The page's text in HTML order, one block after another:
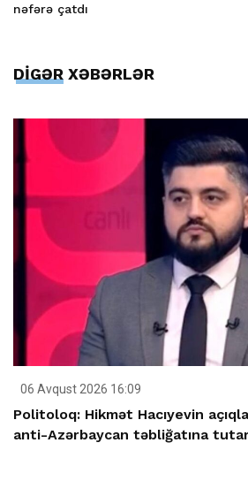
nəfərə çatdı
DİGƏR XƏBƏRLƏR
06 Avqust 2026 16:09
Politoloq: Hikmət Hacıyevin
anti-Azərbaycan təbliğatına